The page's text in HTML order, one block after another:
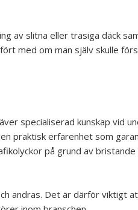
av slitna eller trasiga däck
med om man själv skulle
specialiserad kunskap vid
praktisk erfarenhet som
på grund av
andras. Det är därför viktigt